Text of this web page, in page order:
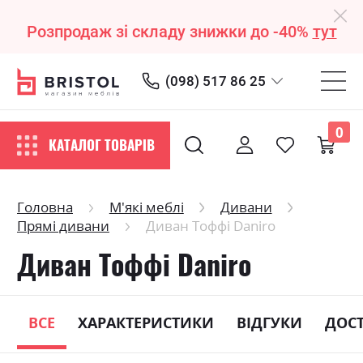
Розпродаж зі складу знижки до -40% тут
(098) 517 86 25
КАТАЛОГ ТОВАРІВ
0
Головна М'які меблі
Дивани
Прямі дивани
Диван Тоффі Daniro
Диван Тоффі Daniro
ВСЕ ХАРАКТЕРИСТИКИ ВІДГУКИ